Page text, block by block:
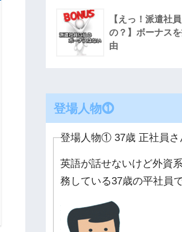
【えっ！派遣社
の？】ボーナス
由
登場人物⓵
登場人物① 37歳 正社員さ
英語が話せないけど外資
務している37歳の平社員で